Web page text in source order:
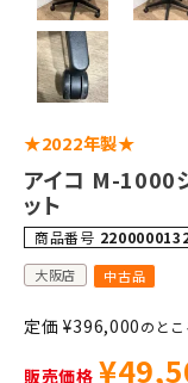
★2022年製★
アイコ M-1000
ット
商品番号
大阪店 中古品
定価 ¥396,000のとこ
販売価格 ¥